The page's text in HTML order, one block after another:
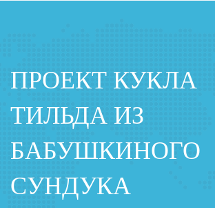
ПРОЕКТ КУКЛА
ТИЛЬДА ИЗ
БАБУШКИНОГО
СУНДУКА